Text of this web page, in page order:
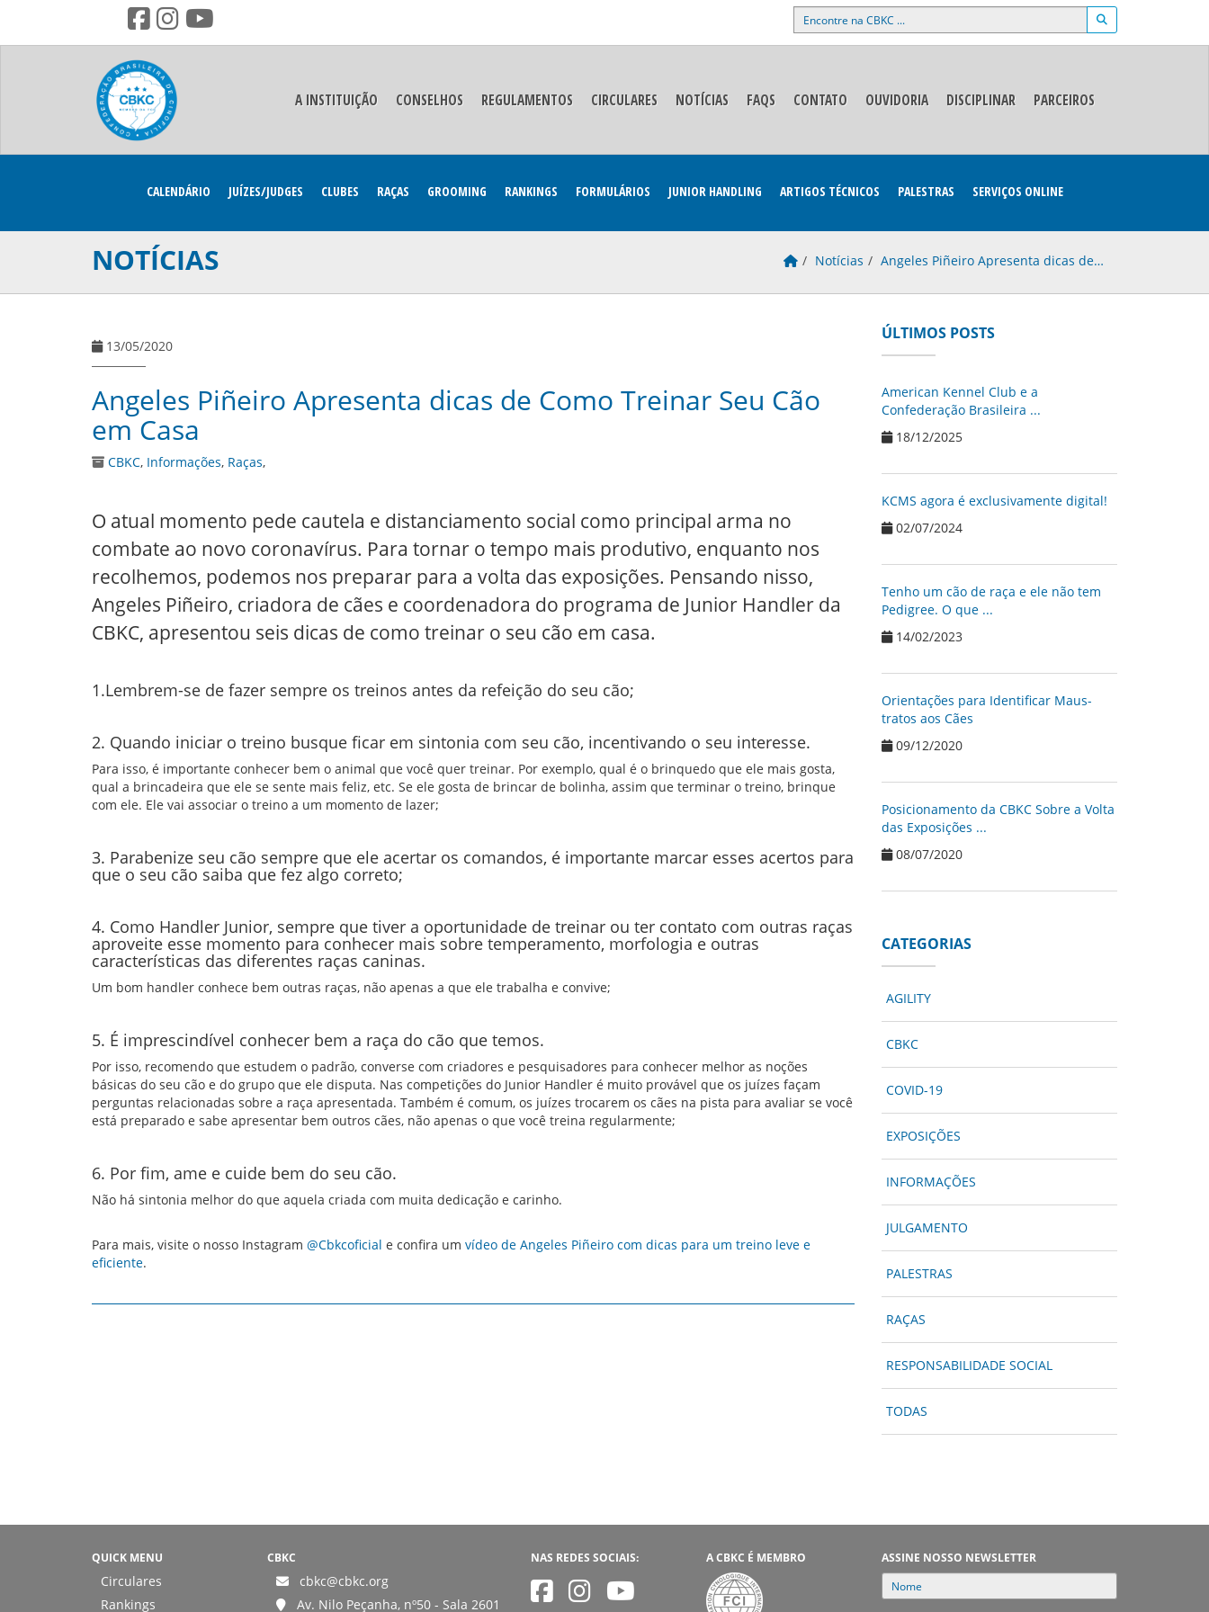
ENCONTRE NA CBKC ...
A INSTITUIÇÃO CONSELHOS REGULAMENTOS CIRCULARES NOTÍCIAS FAQS CONTATO OUVIDORIA DISCIPLINAR PARCEIROS
CALENDÁRIO JUÍZES/JUDGES CLUBES RAÇAS GROOMING RANKINGS FORMULÁRIOS JUNIOR HANDLING ARTIGOS TÉCNICOS PALESTRAS SERVIÇOS ONLINE
NOTÍCIAS Notícias Angeles Piñeiro Apresenta dicas de…
13/05/2020
Angeles Piñeiro Apresenta dicas de Como Treinar Seu Cão
em Casa
CBKC, Informações, Raças,
O atual momento pede cautela e distanciamento social como principal arma no
combate ao novo coronavírus. Para tornar o tempo mais produtivo, enquanto nos
recolhemos, podemos nos preparar para a volta das exposições. Pensando nisso,
Angeles Piñeiro, criadora de cães e coordenadora do programa de Junior Handler da
CBKC, apresentou seis dicas de como treinar o seu cão em casa.
1.Lembrem-se de fazer sempre os treinos antes da refeição do seu cão;
2. Quando iniciar o treino busque ficar em sintonia com seu cão, incentivando o seu interesse.
Para isso, é importante conhecer bem o animal que você quer treinar. Por exemplo, qual é o brinquedo que ele mais gosta,
qual a brincadeira que ele se sente mais feliz, etc. Se ele gosta de brincar de bolinha, assim que terminar o treino, brinque
com ele. Ele vai associar o treino a um momento de lazer;
3. Parabenize seu cão sempre que ele acertar os comandos, é importante marcar esses acertos para
que o seu cão saiba que fez algo correto;
4. Como Handler Junior, sempre que tiver a oportunidade de treinar ou ter contato com outras raças
aproveite esse momento para conhecer mais sobre temperamento, morfologia e outras
características das diferentes raças caninas.
Um bom handler conhece bem outras raças, não apenas a que ele trabalha e convive;
5. É imprescindível conhecer bem a raça do cão que temos.
Por isso, recomendo que estudem o padrão, converse com criadores e pesquisadores para conhecer melhor as noções
básicas do seu cão e do grupo que ele disputa. Nas competições do Junior Handler é muito provável que os juízes façam
perguntas relacionadas sobre a raça apresentada. Também é comum, os juízes trocarem os cães na pista para avaliar se você
está preparado e sabe apresentar bem outros cães, não apenas o que você treina regularmente;
6. Por fim, ame e cuide bem do seu cão.
Não há sintonia melhor do que aquela criada com muita dedicação e carinho.
Para mais, visite o nosso Instagram @Cbkcoficial e confira um vídeo de Angeles Piñeiro com dicas para um treino leve e
eficiente.
ÚLTIMOS POSTS
American Kennel Club e a
Confederação Brasileira ...
18/12/2025
KCMS agora é exclusivamente digital!
02/07/2024
Tenho um cão de raça e ele não tem
Pedigree. O que ...
14/02/2023
Orientações para Identificar Maus-
tratos aos Cães
09/12/2020
Posicionamento da CBKC Sobre a Volta
das Exposições ...
08/07/2020
CATEGORIAS
AGILITY
CBKC
COVID-19
EXPOSIÇÕES
INFORMAÇÕES
JULGAMENTO
PALESTRAS
RAÇAS
RESPONSABILIDADE SOCIAL
TODAS
QUICK MENU
Circulares
Rankings
CBKC
cbkc@cbkc.org
Av. Nilo Peçanha, nº50 - Sala 2601
NAS REDES SOCIAIS: A CBKC É MEMBRO ASSINE NOSSO NEWSLETTER
NOME